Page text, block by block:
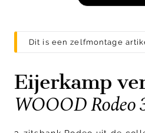
Dit is een zelfmontage
Eijerkamp
WOOOD Rodeo